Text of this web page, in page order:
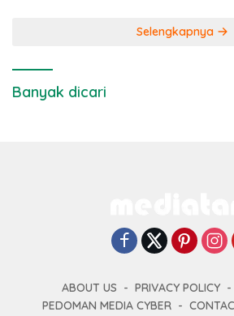
Selengkapnya
Banyak dicari
ABOUT US PRIVACY POLICY
PEDOMAN MEDIA CYBER